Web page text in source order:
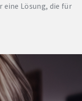
eine Lösung, die für